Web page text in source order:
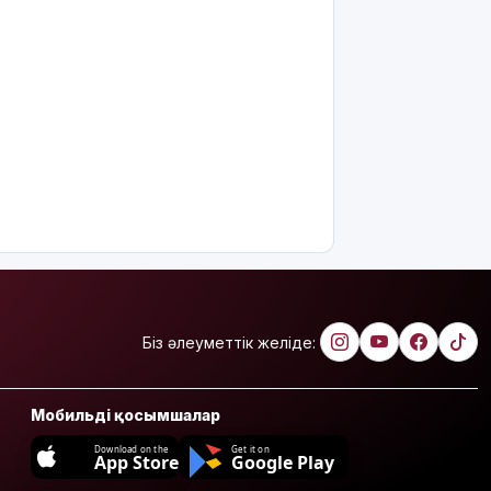
Біз әлеуметтік желіде:
Мобильді қосымшалар
Download on the
App Store
Get it on
Google Play